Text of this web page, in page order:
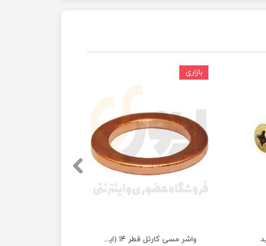
واشر مسی کارتل قطر ۱۴ (ایرانخودرویی)
بازاری